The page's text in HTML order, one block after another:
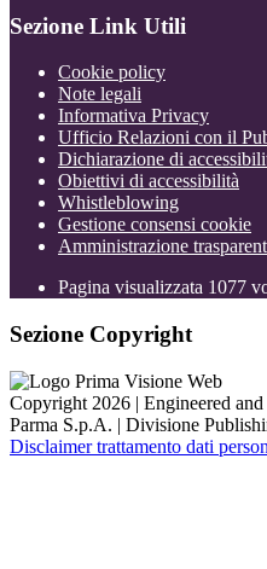
Sezione Link Utili
Cookie policy
Note legali
Informativa Privacy
Ufficio Relazioni con il
Dichiarazione di
Obiettivi di accessibilità
Whistleblowing
Gestione consensi cookie
Amministrazione
Pagina visualizzata 1077
Sezione Copyright
Copyright 2026 | Engineered
Parma S.p.A. | Divisione
Disclaimer trattamento dati